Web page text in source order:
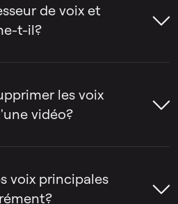
de voix et
t-il?
chanson ou à
Les gens
le montage et la
les voix
vidéo?
la voix d'une
en quelques
voix principales